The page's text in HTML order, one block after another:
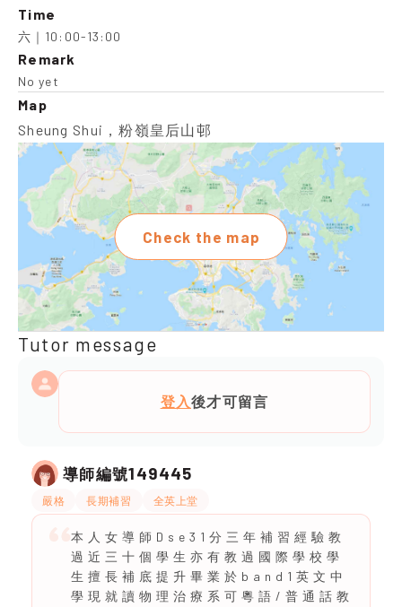
Time
六｜10:00-13:00
Remark
No yet
Map
Sheung Shui，粉嶺皇后山邨
Check the map
Tutor message
登入後才可留言
導師編號149445
嚴格 長期補習 全英上堂
本 ⼈ 女 導 師 D s e 3 1 分 三 年 補 習 經 驗 教
過 近 三 ⼗ 個 學 ⽣ 亦 有 教 過 國 際 學 校 學
⽣ 擅 長 補 底 提 升 畢 業 於 b a n d 1 英 ⽂ 中
學 現 就 讀 物 理 治 療 系 可 粵 語 / 普 通 話 教